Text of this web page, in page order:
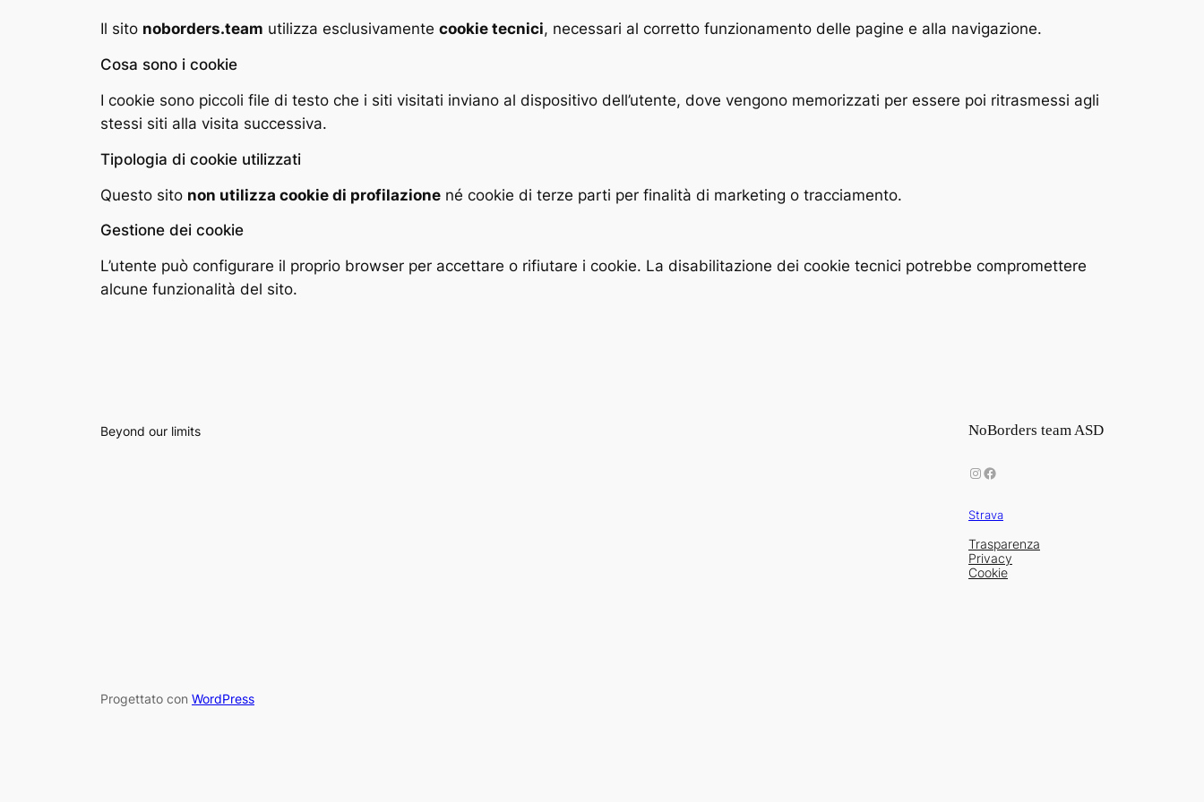
Il sito noborders.team utilizza esclusivamente cookie tecnici, necessari al corretto funzionamento delle pagine e alla navigazione.
Cosa sono i cookie
I cookie sono piccoli file di testo che i siti visitati inviano al dispositivo dell’utente, dove vengono memorizzati per essere poi ritrasmessi agli
stessi siti alla visita successiva.
Tipologia di cookie utilizzati
Questo sito non utilizza cookie di profilazione né cookie di terze parti per finalità di marketing o tracciamento.
Gestione dei cookie
L’utente può configurare il proprio browser per accettare o rifiutare i cookie. La disabilitazione dei cookie tecnici potrebbe compromettere
alcune funzionalità del sito.
Beyond our limits NoBorders team ASD
Instagram Facebook
Strava
Trasparenza
Privacy
Cookie
Progettato con WordPress